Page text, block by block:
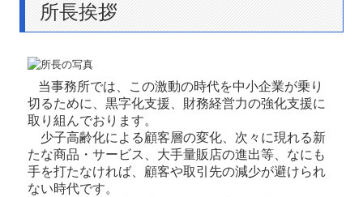
所長挨拶
当事務所では、この激動の時代を中小企業が乗り
切るために、黒字化支援、財務経営力の強化支援に
取り組んでおります。
少子高齢化による顧客層の変化、次々に現れる新
たな商品・サービス、大手量販店の進出等、なにも
手を打たなければ、顧客や取引先の減少が避けられ
ない時代です。